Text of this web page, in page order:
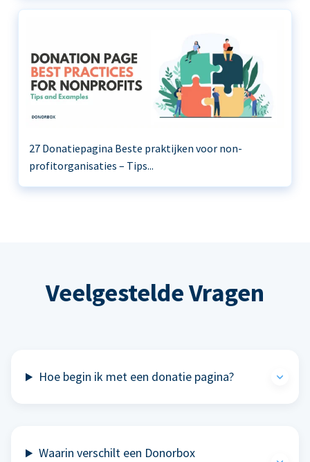
27 Donatiepagina Beste praktijken voor non-
profitorganisaties – Tips...
Veelgestelde Vragen
Hoe begin ik met een donatie pagina?
Waarin verschilt een Donorbox